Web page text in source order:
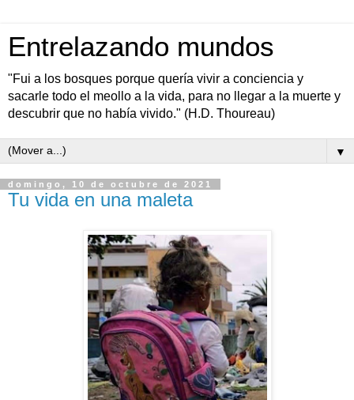
Entrelazando mundos
"Fui a los bosques porque quería vivir a conciencia y
sacarle todo el meollo a la vida, para no llegar a la muerte y
descubrir que no había vivido." (H.D. Thoureau)
▼
domingo, 10 de octubre de 2021
Tu vida en una maleta